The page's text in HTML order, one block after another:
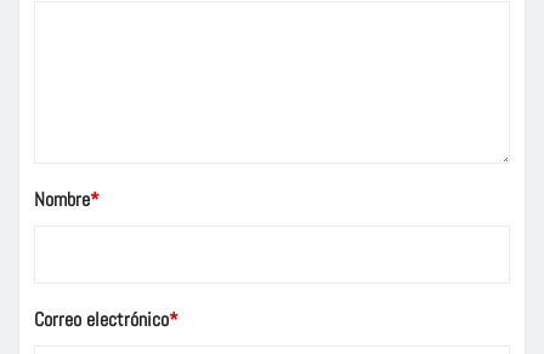
Nombre*
Correo electrónico*